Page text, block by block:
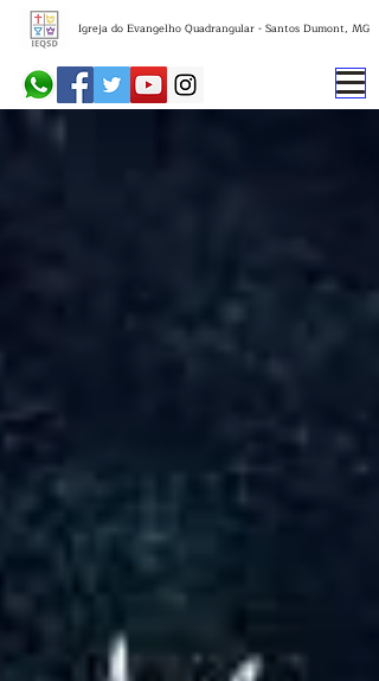
Igreja do Evangelho Quadrangular - Santos Dumont, MG